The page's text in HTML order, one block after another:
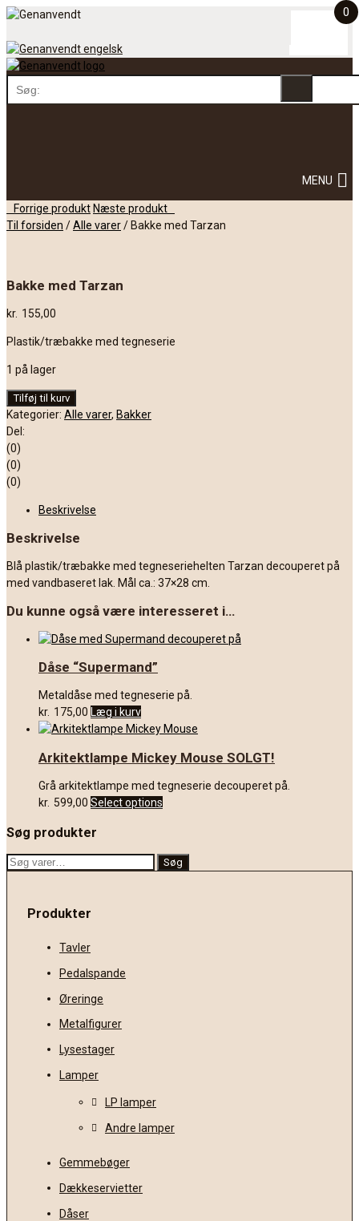
Skip
content
0
content
MENU
Post
navigation
Forrige produkt Næste produkt
Til forsiden /Alle varer/ Bakke med Tarzan
Bakke med Tarzan
kr. 155,00
Plastik/træbakke med tegneserie
1 på lager
Bakke
med
Tarzan
antal
Tilføj til kurv
Kategorier: Alle varer, Bakker
Del:
(0)
(0)
(0)
Beskrivelse
Beskrivelse
Blå plastik/træbakke med tegneseriehelten Tarzan decouperet på
med vandbaseret lak. Mål ca.: 37×28 cm.
Du kunne også være interesseret i…
Dåse “Supermand”
Metaldåse med tegneserie på.
kr. 175,00 Læg i kurv
Arkitektlampe Mickey Mouse SOLGT!
Grå arkitektlampe med tegneserie decouperet på.
kr. 599,00 Select options
Søg produkter
Søg
Søg
Produkter
Tavler
Pedalspande
Øreringe
Metalfigurer
Lysestager
Lamper
LP lamper
Andre lamper
Gemmebøger
Dækkeservietter
Dåser